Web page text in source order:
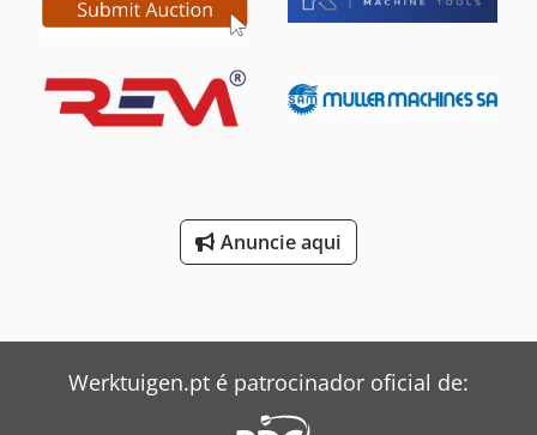
Anuncie aqui
Werktuigen.pt é patrocinador oficial de: